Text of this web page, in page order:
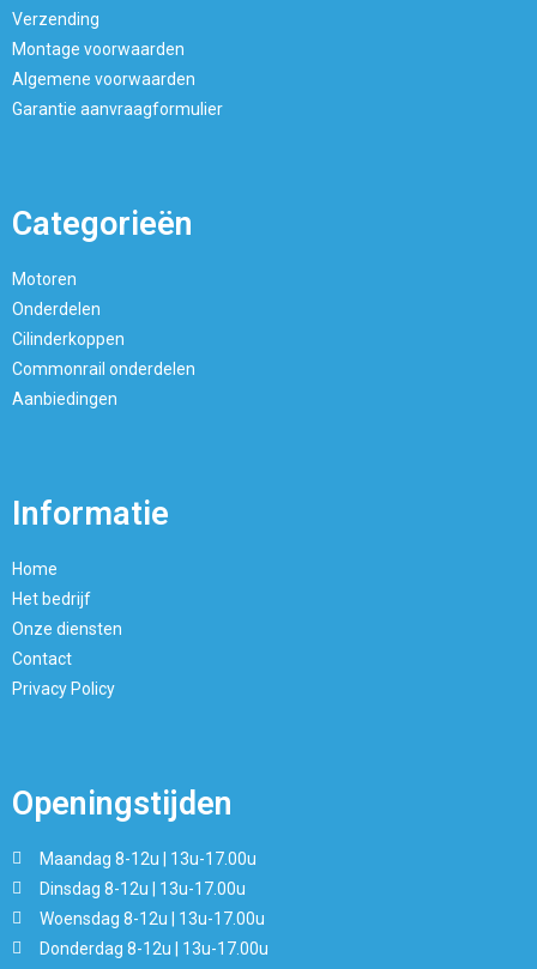
Verzending
Montage voorwaarden
Algemene voorwaarden
Garantie aanvraagformulier
Categorieën
Motoren
Onderdelen
Cilinderkoppen
Commonrail onderdelen
Aanbiedingen
Informatie
Home
Het bedrijf
Onze diensten
Contact
Privacy Policy
Openingstijden
Maandag 8-12u | 13u-17.00u
Dinsdag 8-12u | 13u-17.00u
Woensdag 8-12u | 13u-17.00u
Donderdag 8-12u | 13u-17.00u